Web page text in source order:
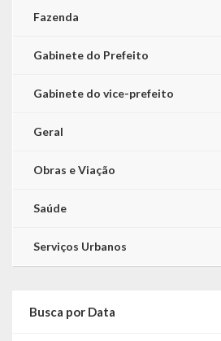
LDO – Lei de Diretrizes Orçamentárias
Acesso à Informação
Fazenda
Gabinete do Prefeito
Gabinete do vice-prefeito
Geral
Obras e Viação
Saúde
Serviços Urbanos
Busca por Data